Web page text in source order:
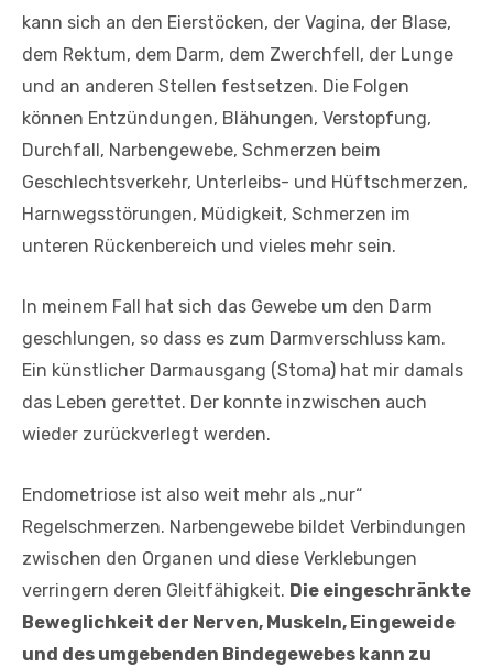
kann sich an den Eierstöcken, der Vagina, der Blase,
dem Rektum, dem Darm, dem Zwerchfell, der Lunge
und an anderen Stellen festsetzen. Die Folgen
können Entzündungen, Blähungen, Verstopfung,
Durchfall, Narbengewebe, Schmerzen beim
Geschlechtsverkehr, Unterleibs- und Hüftschmerzen,
Harnwegsstörungen, Müdigkeit, Schmerzen im
unteren Rückenbereich und vieles mehr sein.
In meinem Fall hat sich das Gewebe um den Darm
geschlungen, so dass es zum Darmverschluss kam.
Ein künstlicher Darmausgang (Stoma) hat mir damals
das Leben gerettet. Der konnte inzwischen auch
wieder zurückverlegt werden.
Endometriose ist also weit mehr als „nur“
Regelschmerzen. Narbengewebe bildet Verbindungen
zwischen den Organen und diese Verklebungen
verringern deren Gleitfähigkeit. Die eingeschränkte
Beweglichkeit der Nerven, Muskeln, Eingeweide
und des umgebenden Bindegewebes kann zu